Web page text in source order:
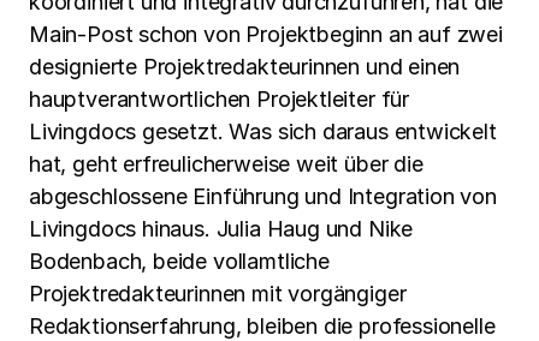
Main-Post schon von Projektbeginn an auf zwei
designierte Projektredakteurinnen und einen
hauptverantwortlichen Projektleiter für
Livingdocs gesetzt. Was sich daraus entwickelt
hat, geht erfreulicherweise weit über die
abgeschlossene Einführung und Integration von
Livingdocs hinaus. Julia Haug und Nike
Bodenbach, beide vollamtliche
Projektredakteurinnen mit vorgängiger
Redaktionserfahrung, bleiben die professionelle